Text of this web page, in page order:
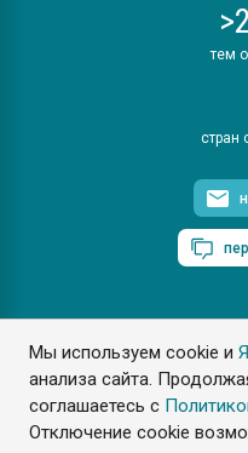
Мы используем cookie и
анализа сайта.
соглашаетесь с
Отключение cookie
тем
стран
ПластЭксперт ©
Разрешается копирование
ссылкой